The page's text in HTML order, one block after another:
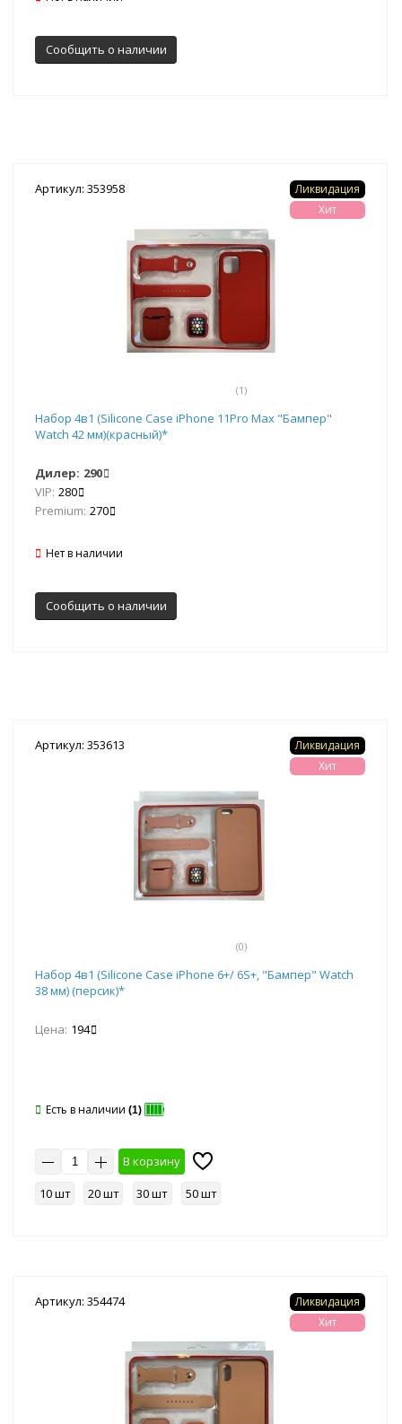
Сообщить о наличии
Артикул: 353958
(1)
Ликвидация
Хит
Набор 4в1 (Silicone Case iPhone 11Pro Max "Бампер"
Watch 42 мм)(красный)*
Дилер: 290
VIP: 280
Premium: 270
Нет в наличии
Сообщить о наличии
Артикул: 353613
(0)
Ликвидация
Хит
Набор 4в1 (Silicone Case iPhone 6+/ 6S+, "Бампер" Watch
38 мм) (персик)*
Цена: 194
Есть в наличии (1)
В корзину
10 шт
20 шт 30 шт 50 шт
Артикул: 354474
Ликвидация
Хит